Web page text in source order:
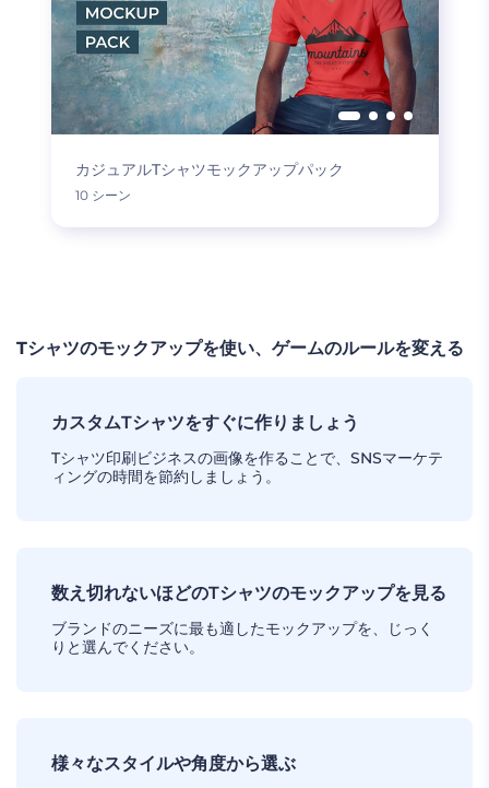
カジュアルTシャツモックアップパック
10 シーン
Tシャツのモックアップを使い、ゲームのルールを変える
カスタムTシャツをすぐに作りましょう
Tシャツ印刷ビジネスの画像を作ることで、SNSマーケテ
ィングの時間を節約しましょう。
数え切れないほどのTシャツのモックアップを見る
ブランドのニーズに最も適したモックアップを、じっく
りと選んでください。
様々なスタイルや角度から選ぶ